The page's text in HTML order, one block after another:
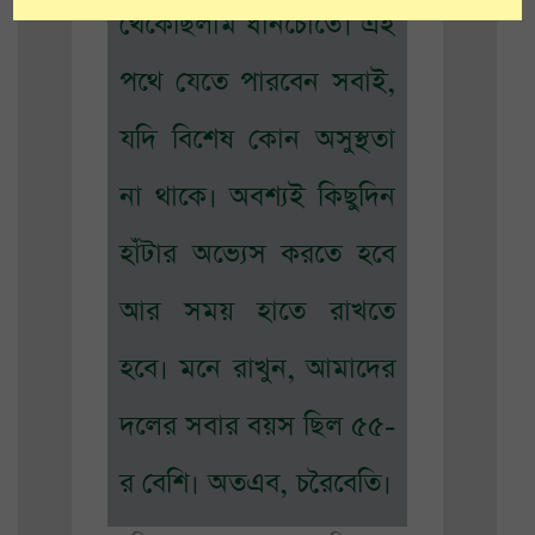
থেকেছিলাম ধানচোতে। এই
পথে যেতে পারবেন সবাই,
যদি বিশেষ কোন অসুস্থতা
না থাকে। অবশ্যই কিছুদিন
হাঁটার অভ্যেস করতে হবে
আর সময় হাতে রাখতে
হবে। মনে রাখুন, আমাদের
দলের সবার বয়স ছিল ৫৫-
র বেশি। অতএব, চরৈবেতি।